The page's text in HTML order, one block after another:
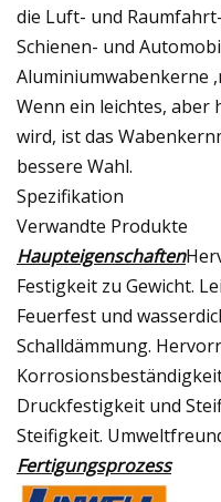
die Luft- und
Schienen- und
Aluminiumwabenkerne
Wenn ein leichtes,
wird, ist das
bessere Wahl.
Spezifikation
Verwandte Produkte
Haupteigenschaften
Festigkeit zu Gewicht.
Feuerfest und
Schalldämmung.
Druckfestigkeit und
Steifigkeit.
Fertigungsprozess